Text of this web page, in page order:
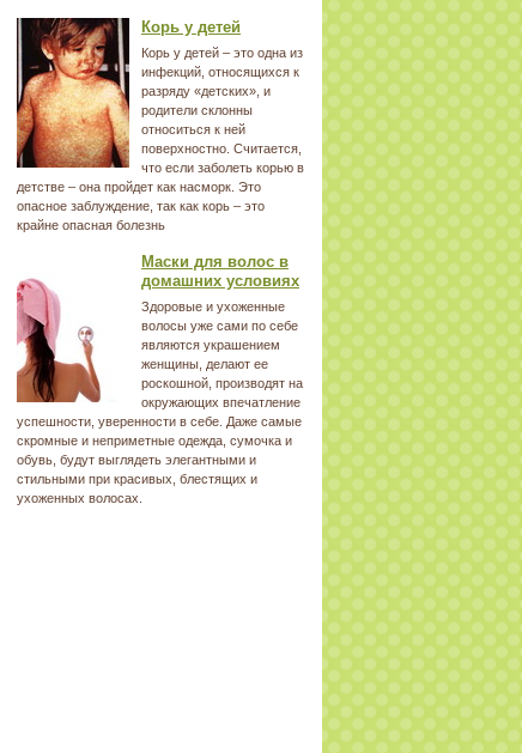
Корь у детей
Корь у детей – это одна из
инфекций, относящихся к
разряду «детских», и
родители склонны
относиться к ней
поверхностно. Считается,
что если заболеть корью в
детстве – она пройдет как насморк. Это
опасное заблуждение, так как корь – это
крайне опасная болезнь
Маски для волос в
домашних условиях
Здоровые и ухоженные
волосы уже сами по себе
являются украшением
женщины, делают ее
роскошной, производят на
окружающих впечатление
успешности, уверенности в себе. Даже самые
скромные и неприметные одежда, сумочка и
обувь, будут выглядеть элегантными и
стильными при красивых, блестящих и
ухоженных волосах.